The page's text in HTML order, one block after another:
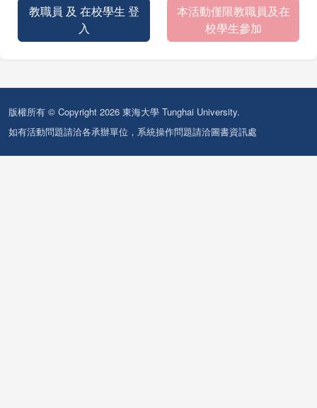
教職員 及 在校學生 登
入
本活動僅限教職員及在
校學生參加
版權所有 © Copyright 2026 東海大學 Tunghai University.
如有活動問題請洽各承辦單位，系統操作問題請洽圖書資訊處